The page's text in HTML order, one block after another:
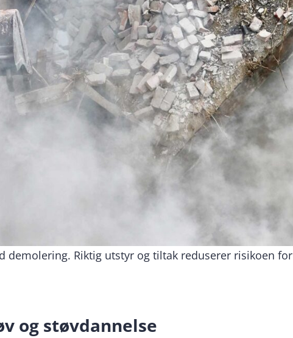
demolering. Riktig utstyr og tiltak reduserer risikoen for
og støvdannelse